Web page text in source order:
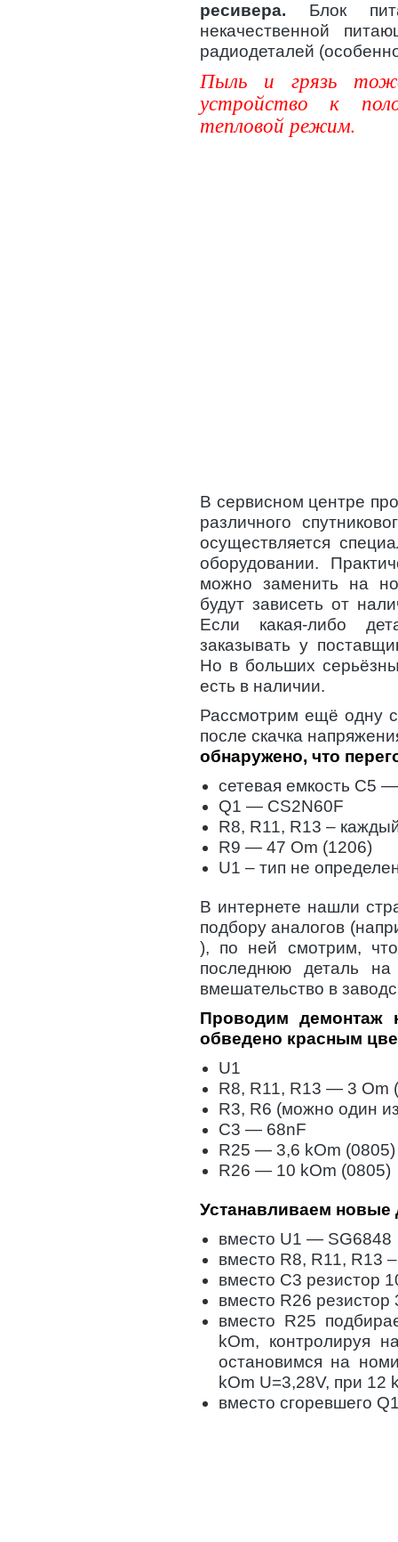
ресивера. Блок
некачественной
радиодеталей
Пыль и грязь
устройство к
тепловой режим.
В сервисном центре
различного
осуществляется
оборудовании.
можно заменить на
будут зависеть от
Если какая-либо
заказывать у
Но в больших
есть в наличии.
Рассмотрим ещё одну
после скачка
обнаружено, что
сетевая емкость C5
Q1 — CS2N60F
R8, R11, R13 –
R9 — 47 Om (1206)
U1 – тип не
В интернете нашли
подбору аналогов
), по ней смотрим,
последнюю деталь на
вмешательство в
Проводим демонтаж
обведено красным
U1
R8, R11, R13 — 3 Om
R3, R6 (можно один
C3 — 68nF
R25 — 3,6 kOm (0805)
R26 — 10 kOm (0805)
Устанавливаем новые
вместо U1 — SG6848
вместо R8, R11, R13
вместо C3 резистор
вместо R26 резистор
вместо R25
kOm, контролируя
остановимся на
kOm U=3,28V, при 12
вместо сгоревшего